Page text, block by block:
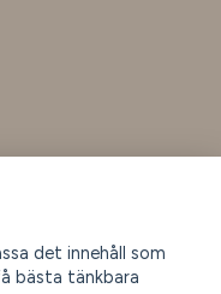
det innehåll som
bästa tänkbara